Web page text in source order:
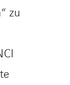
zu